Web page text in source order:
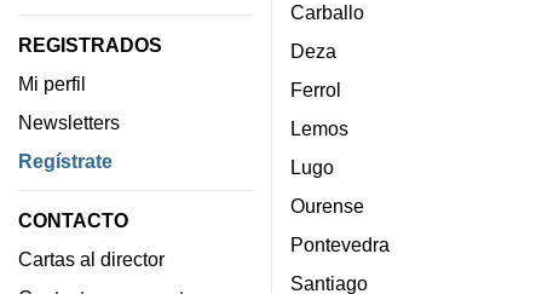
REGISTRADOS
Mi perfil
Newsletters
Regístrate
CONTACTO
Cartas al director
Carballo
Deza
Ferrol
Lemos
Lugo
Ourense
Pontevedra
Santiago